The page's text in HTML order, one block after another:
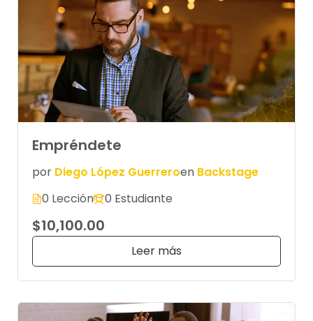
Empréndete
por Diego López Guerreroen Backstage
0 Lección
0 Estudiante
$10,100.00
Leer más